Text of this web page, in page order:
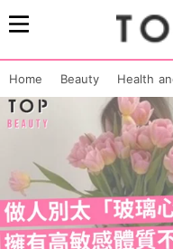
Home Beauty Health